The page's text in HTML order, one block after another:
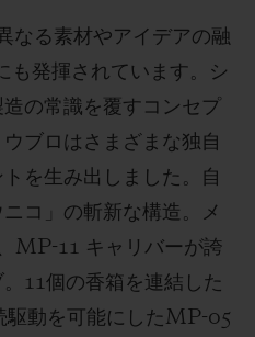
なる素材やアイデアの融
も発揮されています。シ
の常識を覆すコンセプ
ブロはさまざまな独自
を生み出しました。自
コ」の斬新な構造。メ
MP-11 キャリバーが誇
11個の香箱を連結した
駆動を可能にしたMP-05